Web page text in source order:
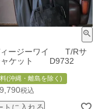
ィージーワイ T/Rサ
ャケット D9732
(沖縄・離島を除く)
9,790税込